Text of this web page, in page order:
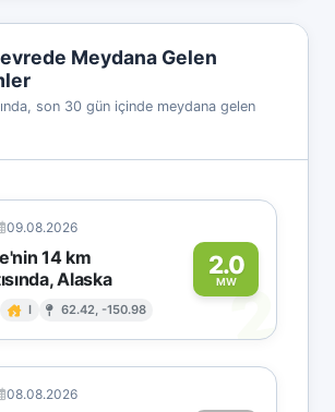
Meydana Gelen
son 30 gün içinde meydana gelen
09.08.2026
14 km
Alaska
I 62.42, -150.98
2.0
MW2
08.08.2026